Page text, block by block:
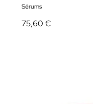
Sérums
75,60 €